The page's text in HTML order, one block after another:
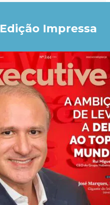
Edição Impressa